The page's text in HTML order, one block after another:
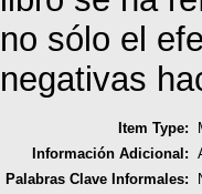
no sólo el
negativas
Item Type:
Información Adicional:
Palabras Clave Informales: